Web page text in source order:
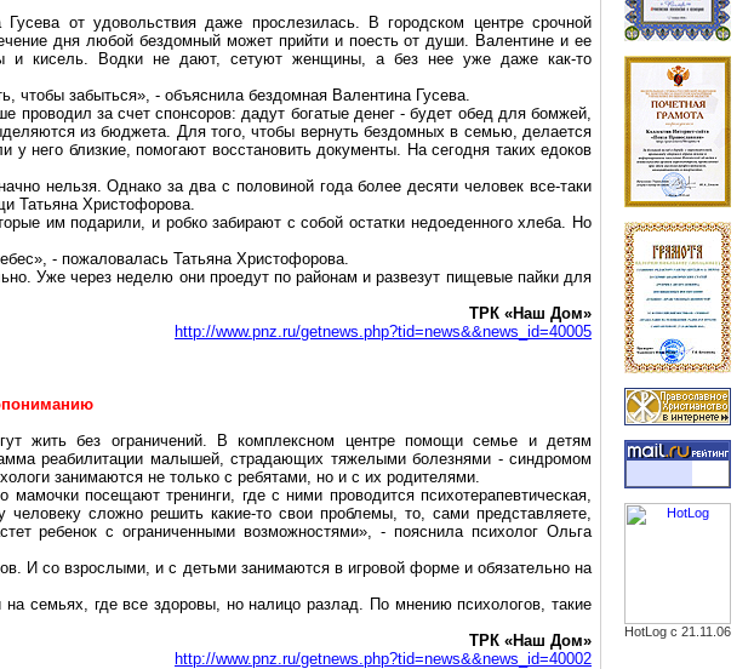
от удовольствия даже прослезилась. В городском центре срочной
дня любой бездомный может прийти и поесть от души. Валентине и ее
и кисель. Водки не дают, сетуют женщины, а без нее уже даже как-то
чтобы забыться», - объяснила бездомная Валентина Гусева.
проводил за счет спонсоров: дадут богатые денег - будет обед для бомжей,
из бюджета. Для того, чтобы вернуть бездомных в семью, делается
него близкие, помогают восстановить документы. На сегодня таких едоков
нельзя. Однако за два с половиной года более десяти человек все-таки
Татьяна Христофорова.
им подарили, и робко забирают с собой остатки недоеденного хлеба. Но
- пожаловалась Татьяна Христофорова.
Уже через неделю они проедут по районам и развезут пищевые пайки для
ТРК «Наш Дом»
http://www.pnz.ru/getnews.php?tid=news&&news_id=40005
жить без ограничений. В комплексном центре помощи семье и детям
реабилитации малышей, страдающих тяжелыми болезнями - синдромом
занимаются не только с ребятами, но и с их родителями.
мамочки посещают тренинги, где с ними проводится психотерапевтическая,
сложно решить какие-то свои проблемы, то, сами представляете,
ребенок с ограниченными возможностями», - пояснила психолог Ольга
Исо взрослыми, и с детьми занимаются в игровой форме и обязательно на
семьях, где все здоровы, но налицо разлад. По мнению психологов, такие
ТРК «Наш Дом»
http://www.pnz.ru/getnews.php?tid=news&&news_id=40002
HotLog с 21.11.06